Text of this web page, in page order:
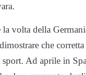
volta della
che
Ad aprile in